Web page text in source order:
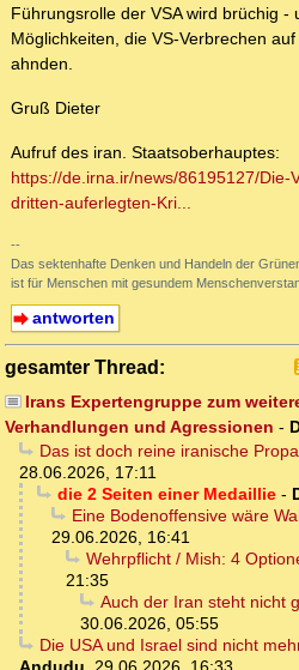
Führungsrolle der VSA wird brüchig -
Möglichkeiten, die VS-Verbrechen
ahnden.
Gruß Dieter
Aufruf des iran. Staatsoberhauptes:
https://de.irna.ir/news/86195127/Die-
dritten-auferlegten-Kri...
--
Das sektenhafte Denken und Handeln der
ist für Menschen mit gesundem
antworten
gesamter Thread:
Irans Expertengruppe zum
Verhandlungen und Agressionen -
Das ist doch reine iranische
28.06.2026, 17:11
die 2 Seiten einer Medaillie-
Eine Bodenoffensive wäre
29.06.2026, 16:41
Wehrpflicht / Mish: 4
21:35
Auch der Iran steht nicht
30.06.2026, 05:55
Die USA und Israel sind nicht